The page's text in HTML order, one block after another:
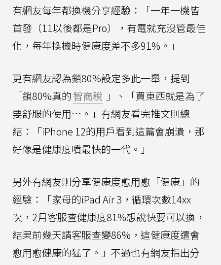
有網友每年都換機分享經驗：「一年一機皆
首發（11以後都是Pro），有電就充沒管最佳
化，每年換機時健康度差不多91%。」
更有網友認為鎖80%設定多此一舉，提到
「鎖80%真的智商稅 」、「買東西就是為了
要舒服的使用…。」有網友看完推文則總
結：「iPhone 12的用戶看到這篇會崩潰，那
好像是健康度噴最快的一代。」
另外有網友則分享健康度愈用愈「健康」的
經驗：「家母的iPad Air 3，循環次數14xx
次，2月客服查健康度81%想說快要可以換，
結果前幾天請客服查變86%，這健康度還會
愈用愈健康的猛了。」不過也有網友指出分